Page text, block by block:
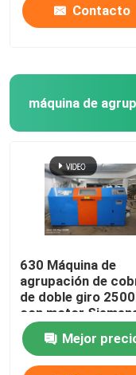
Contacto
máquina de
630 Máquina de
agrupación de
de doble giro
con motor
Mejor